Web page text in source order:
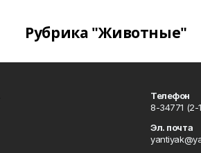
Рубрика "Животные"
Телефон
8-34771 (2-
Эл. почта